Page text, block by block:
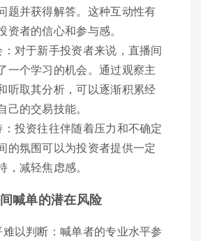
题并获得解答。这种互动性有
资者的信心和参与感。
对于新手投资者来说，直播间
一个学习的机会。通过观察主
听取其分析，可以逐渐积累经
己的交易技能。
投资往往伴随着压力和不确定
的氛围可以为投资者提供一定
，减轻焦虑感。
喊单的潜在风险
以判断：喊单者的专业水平参